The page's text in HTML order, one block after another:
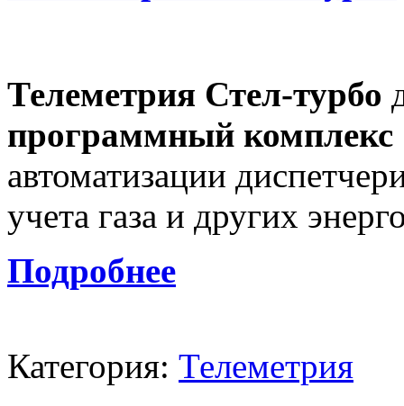
Телеметрия Стел-турбо
программный комплекс
автоматизации
учета газа и других
Подробнее
Категория: Телеметрия